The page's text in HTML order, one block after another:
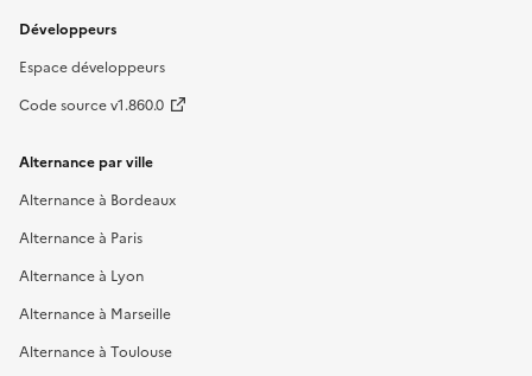
Développeurs
Espace développeurs
Code source v1.860.0
Alternance par ville
Alternance à Bordeaux
Alternance à Paris
Alternance à Lyon
Alternance à Marseille
Alternance à Toulouse